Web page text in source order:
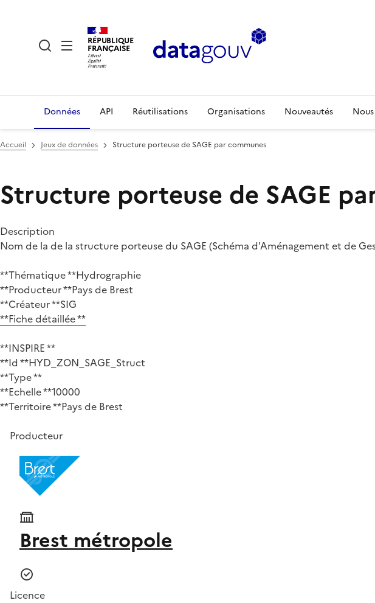
RÉPUBLIQUE
FRANÇAISE
Données API Réutilisations Organisations Nouveautés
Accueil Jeux de données Structure porteuse de SAGE par communes
Structure porteuse de SAGE
Description
Nom de la de la structure porteuse du SAGE (Schéma d'Aménagement et de
**Thématique **Hydrographie
**Producteur **Pays de Brest
**Créateur **SIG
**Fiche détaillée **
**INSPIRE **
**Id **HYD_ZON_SAGE_Struct
**Type **
**Echelle **10000
**Territoire **Pays de Brest
Producteur
Brest métropole
Licence